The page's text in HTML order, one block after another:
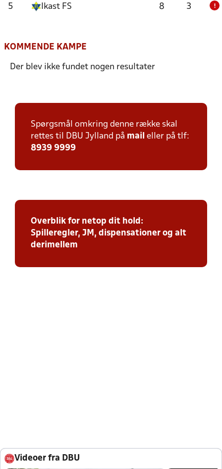
5 Ikast FS 8 3 !
KOMMENDE KAMPE
Der blev ikke fundet nogen resultater
Spørgsmål omkring denne række skal
rettes til DBU Jylland på mail eller på tlf:
8939 9999
Overblik for netop dit hold:
Spilleregler, JM, dispensationer og alt
derimellem
Videoer fra DBU